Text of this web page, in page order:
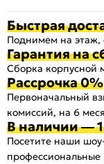
Быстрая
Поднимем на этаж,
Гарантия на
Сборка корпусной
Рассрочка 0%
Первоначальный
комиссий, на 6
В наличии —
Посетите наши
профессиональные